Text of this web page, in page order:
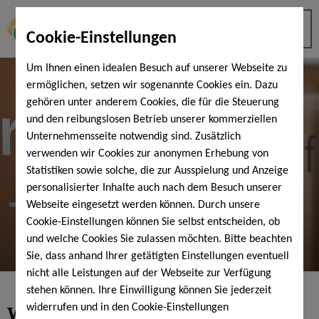
Cookie-Einstellungen
Um Ihnen einen idealen Besuch auf unserer Webseite zu
ermöglichen, setzen wir sogenannte Cookies ein. Dazu
gehören unter anderem Cookies, die für die Steuerung
und den reibungslosen Betrieb unserer kommerziellen
Unternehmensseite notwendig sind. Zusätzlich
verwenden wir Cookies zur anonymen Erhebung von
Statistiken sowie solche, die zur Ausspielung und Anzeige
personalisierter Inhalte auch nach dem Besuch unserer
Webseite eingesetzt werden können. Durch unsere
Cookie-Einstellungen können Sie selbst entscheiden, ob
und welche Cookies Sie zulassen möchten. Bitte beachten
Sie, dass anhand Ihrer getätigten Einstellungen eventuell
nicht alle Leistungen auf der Webseite zur Verfügung
stehen können. Ihre Einwilligung können Sie jederzeit
widerrufen und in den Cookie-Einstellungen
Wellness-Termine vereinbaren: